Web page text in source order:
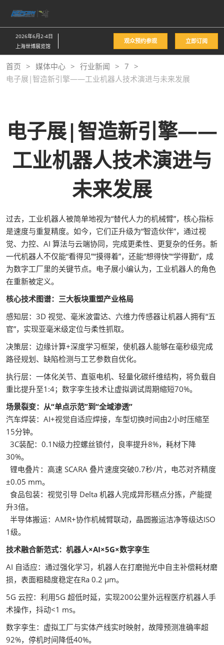
接
跳
至
内
容
2026年6月2-4日
上海世博展览馆
观众预约参观 立即订阅
首页 媒体中心 行业新闻
7
电子展|智造新引擎——工业机器人技术演进与未来发展
电子展|智造新引擎——
工业机器人技术演进与
未来发展
过去，工业机器人被简单地视为“替代人力的机械臂”，核心指标
是速度与重复精度。如今，它们正升级为“智造伙伴”，通过视
觉、力控、AI 算法与云端协同，完成更柔性、更复杂的任务。新
一代机器人不仅能“看得见”“摸得着”，还能“想得快”“学得勤”，成
为数字工厂里的关键节点。电子展小编认为，工业机器人的角色
在重新被定义。
核心技术图谱：三大板块重塑产业格局
感知层：3D 视觉、毫米波雷达、六维力传感器让机器人拥有“五
官”，实现亚毫米级定位与柔性抓取。
决策层：边缘计算+深度学习框架，使机器人能够在毫秒级完成
路径规划、缺陷检测与工艺参数自优化。
执行层：一体化关节、直驱电机、轻量化碳纤维结构，将负载自
重比提升至1:4；数字孪生技术让虚拟调试周期缩短70%。
场景裂变：从“单点示范”到“全域渗透”
汽车焊装：AI+视觉自适应焊接，车型切换时间由2小时压缩至
15分钟。
3C装配：0.1N级力控螺丝锁付，良率提升8%，耗材下降
30%。
锂电叠片：高速 SCARA 叠片速度突破0.7秒/片，电芯对齐精度
±0.05 mm。
食品包装：视觉引导 Delta 机器人完成异形糕点分拣，产能提
升3倍。
半导体搬运：AMR+协作机械臂联动，晶圆搬运洁净等级达ISO
1级。
技术融合新范式：机器人×AI×5G×数字孪生
AI 自适应：通过强化学习，机器人在打磨抛光中自主补偿耗材磨
损，表面粗糙度稳定在Ra 0.2 μm。
5G 云控：利用5G 超低时延，实现200公里外远程医疗机器人手
术操作，抖动<1 ms。
数字孪生：虚拟工厂与实体产线实时映射，故障预测准确率超
92%，停机时间降低40%。